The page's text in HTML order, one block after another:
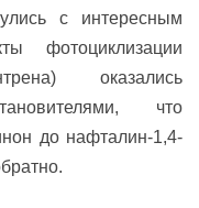
с интересным
фотоциклизации
оказались
что
до нафталин-1,4-